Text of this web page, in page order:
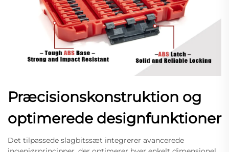
Præcisionskonstruktion og
optimerede designfunktioner
Det tilpassede slagbitssæt integrerer avancerede